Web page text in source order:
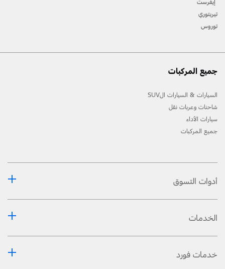
إيفرست
تيريتوري
توروس
جميع المركبات
السيارات & السيارات الSUV
شاحنات وعربات نقل
سيارات الأداء
جميع المركبات
أدوات التسوق
الخدمات
خدمات فورد